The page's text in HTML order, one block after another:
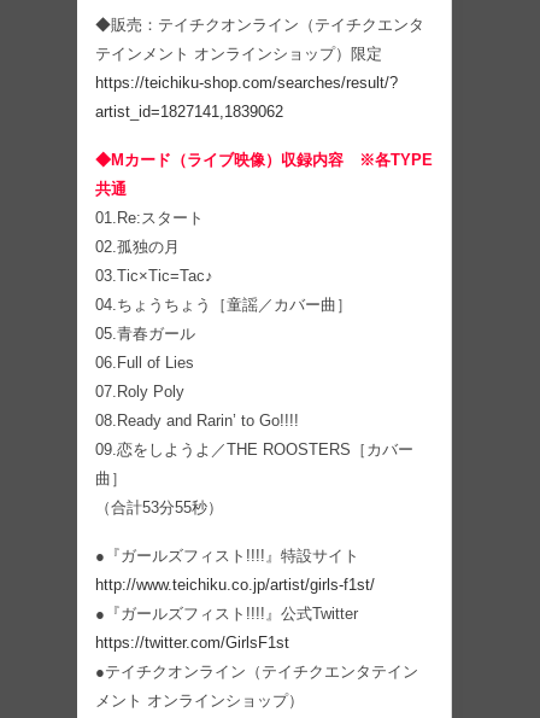
◆販売：テイチクオンライン（テイチクエンタ
テインメント オンラインショップ）限定
https://teichiku-shop.com/searches/result/?
artist_id=1827141,1839062
◆Mカード（ライブ映像）収録内容 ※各TYPE
共通
01.Re:スタート
02.孤独の月
03.Tic×Tic=Tac♪
04.ちょうちょう［童謡／カバー曲］
05.青春ガール
06.Full of Lies
07.Roly Poly
08.Ready and Rarin’ to Go!!!!
09.恋をしようよ／THE ROOSTERS［カバー
曲］
（合計53分55秒）
●『ガールズフィスト!!!!』特設サイト
http://www.teichiku.co.jp/artist/girls-f1st/
●『ガールズフィスト!!!!』公式Twitter
https://twitter.com/GirlsF1st
●テイチクオンライン（テイチクエンタテイン
メント オンラインショップ）